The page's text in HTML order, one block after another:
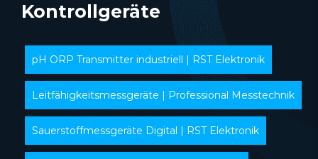
Kontrollgeräte
pH ORP Transmitter industriell | RST Elektronik
Leitfähigkeitsmessgeräte | Professional Messtechnik
Sauerstoffmessgeräte Digital | RST Elektronik